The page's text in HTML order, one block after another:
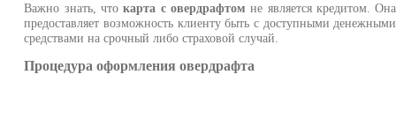
Важно знать, чтокарта с овердрафтом не является кредитом. Она
предоставляет возможность клиенту быть с доступными денежными
средствами на срочный либо страховой случай.
Процедура оформления овердрафта